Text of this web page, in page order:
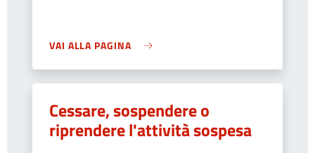
VAI ALLA PAGINA
Cessare, sospendere o
riprendere l'attività sospesa